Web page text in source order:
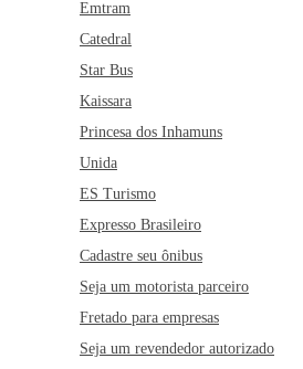
Emtram
Catedral
Star Bus
Kaissara
Princesa dos Inhamuns
Unida
ES Turismo
Expresso Brasileiro
Cadastre seu ônibus
Seja um motorista parceiro
Fretado para empresas
Seja um revendedor autorizado